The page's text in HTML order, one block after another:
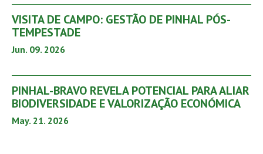
VISITA DE CAMPO: GESTÃO DE PINHAL PÓS-
TEMPESTADE
Jun. 09. 2026
PINHAL-BRAVO REVELA POTENCIAL PARA ALIAR
BIODIVERSIDADE E VALORIZAÇÃO ECONÓMICA
May. 21. 2026